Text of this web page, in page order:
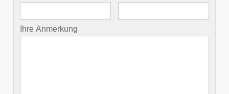
Ihre Anmerkung